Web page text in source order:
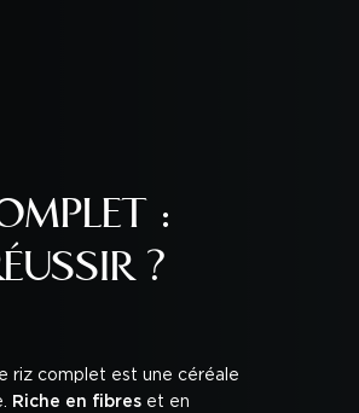
:
?
le riz complet est une céréale
Riche en fibres et en